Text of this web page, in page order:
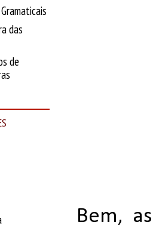
Bem,
das
de